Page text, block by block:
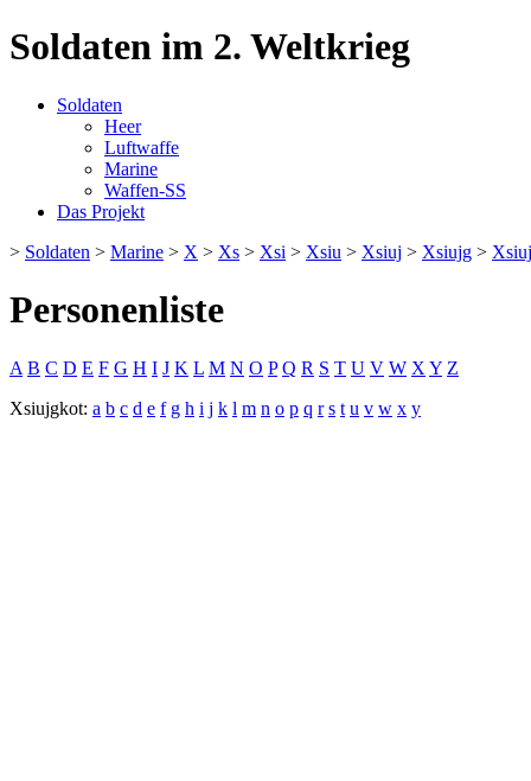
Soldaten im 2. Weltkrieg
Soldaten
Heer
Luftwaffe
Marine
Waffen-SS
Das Projekt
> Soldaten > Marine > X > Xs > Xsi > Xsiu > Xsiuj > Xsiujg >
Personenliste
A B C D E F G H I J K L M N O P Q R S T U V W X Y Z
Xsiujgkot: a b c d e f g h i j k l m n o p q r s t u v w x y